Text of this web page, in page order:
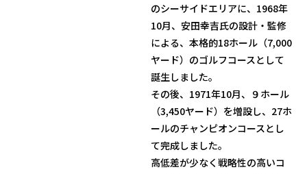
のシーサイドエリアに、1968年
10月、安田幸吉氏の設計・監修
による、本格的18ホール（7,000
ヤード）のゴルフコースとして
誕生しました。
その後、1971年10月、９ホール
（3,450ヤード）を増設し、27ホ
ールのチャンピオンコースとし
て完成しました。
高低差が少なく戦略性の高いコ